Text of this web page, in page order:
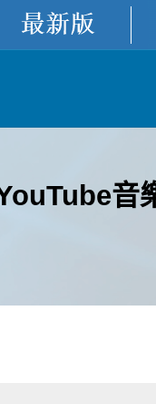
音